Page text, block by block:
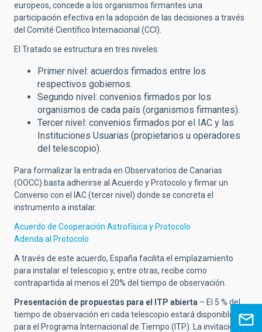
europeos, concede a los organismos firmantes una
participación efectiva en la adopción de las decisiones a través
del Comité Científico Internacional (CCI).
El Tratado se estructura en tres niveles:
Primer nivel: acuerdos firmados entre los
respectivos gobiernos.
Segundo nivel: convenios firmados por los
organismos de cada país (organismos firmantes).
Tercer nivel: convenios firmados por el IAC y las
Instituciones Usuarias (propietarios u operadores
del telescopio).
Para formalizar la entrada en Observatorios de Canarias
(OOCC) basta adherirse al Acuerdo y Protocolo y firmar un
Convenio con el IAC (tercer nivel) donde se concreta el
instrumento a instalar.
Acuerdo de Cooperación Astrofísica y Protocolo
Adenda al Protocolo
A través de este acuerdo, España facilita el emplazamiento
para instalar el telescopio y, entre otras, recibe como
contrapartida al menos el 20% del tiempo de observación.
Presentación de propuestas para el ITP abierta – El 5 % del
tiempo de observación en cada telescopio estará disponible
para el Programa Internacional de Tiempo (ITP).
La invitación a